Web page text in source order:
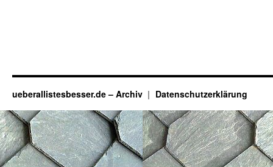
ueberallistesbesser.de – Archiv Datenschutzerklärung